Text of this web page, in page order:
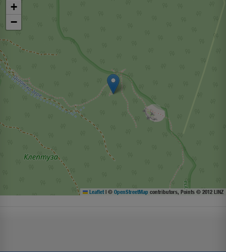
+
−
Leaflet | © OpenStreetMap contributors, Points © 2012 LINZ